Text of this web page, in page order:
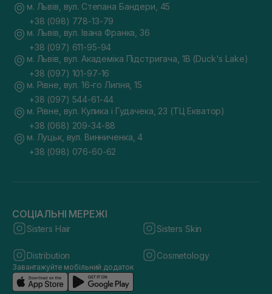
м. Львів, вул. Степана Бандери, 45
+38 (098) 778-13-79
м. Львів, вул. Івана Франка, 36
+38 (097) 611-95-94
м. Львів, вул. Академіка Підстригача, 1В (Duck's Lake)
+38 (097) 101-97-16
м. Рівне, вул. 16-го Липня, 15
+38 (097) 544-61-44
м. Рівне, вул. Кулика і Гудачека, 23 (ТЦ Екватор)
+38 (068) 209-34-88
м. Луцьк, вул. Винниченка, 4
+38 (098) 076-60-62
СОЦІАЛЬНІ МЕРЕЖІ
Sisters Hair Sisters Skin
Distribution Cosmetology
Завантажуйте мобільний додаток